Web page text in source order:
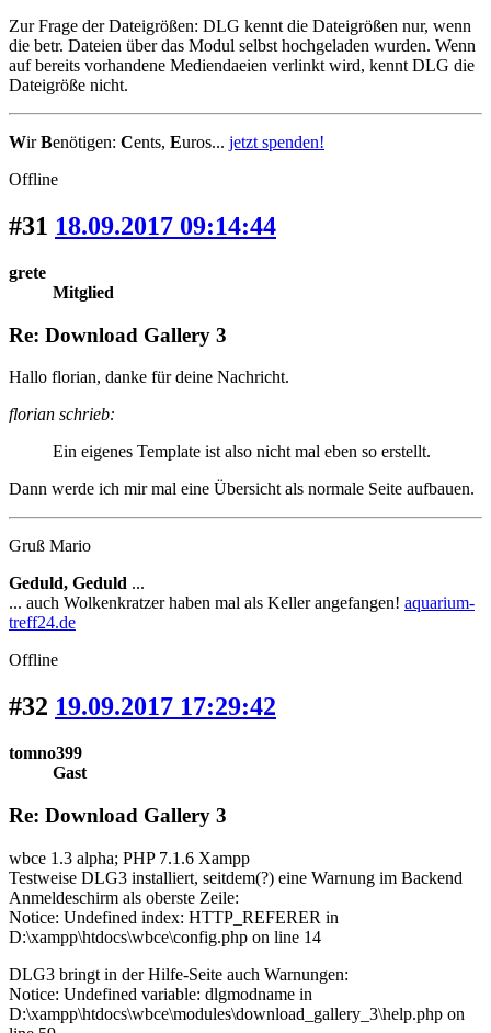
Zur Frage der Dateigrößen: DLG kennt die Dateigrößen nur, wenn
die betr. Dateien über das Modul selbst hochgeladen wurden. Wenn
auf bereits vorhandene Mediendaeien verlinkt wird, kennt DLG die
Dateigröße nicht.
WirBenötigen: Cents, Euros... jetzt spenden!
Offline
#31 18.09.2017 09:14:44
grete
Mitglied
Re: Download Gallery 3
Hallo florian, danke für deine Nachricht.
florian schrieb:
Ein eigenes Template ist also nicht mal eben so erstellt.
Dann werde ich mir mal eine Übersicht als normale Seite aufbauen.
Gruß Mario
Geduld, Geduld ...
... auch Wolkenkratzer haben mal als Keller angefangen! aquarium-
treff24.de
Offline
#32 19.09.2017 17:29:42
tomno399
Gast
Re: Download Gallery 3
wbce 1.3 alpha; PHP 7.1.6 Xampp
Testweise DLG3 installiert, seitdem(?) eine Warnung im Backend
Anmeldeschirm als oberste Zeile:
Notice: Undefined index: HTTP_REFERER in
D:\xampp\htdocs\wbce\config.php on line 14
DLG3 bringt in der Hilfe-Seite auch Warnungen:
Notice: Undefined variable: dlgmodname in
D:\xampp\htdocs\wbce\modules\download_gallery_3\help.php on